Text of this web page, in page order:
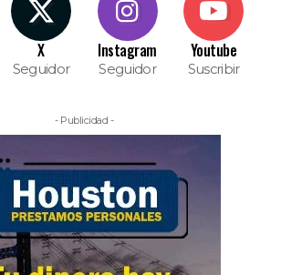
X
Seguidor
Instagram
Seguidor
Youtube
Suscribir
- Publicidad -